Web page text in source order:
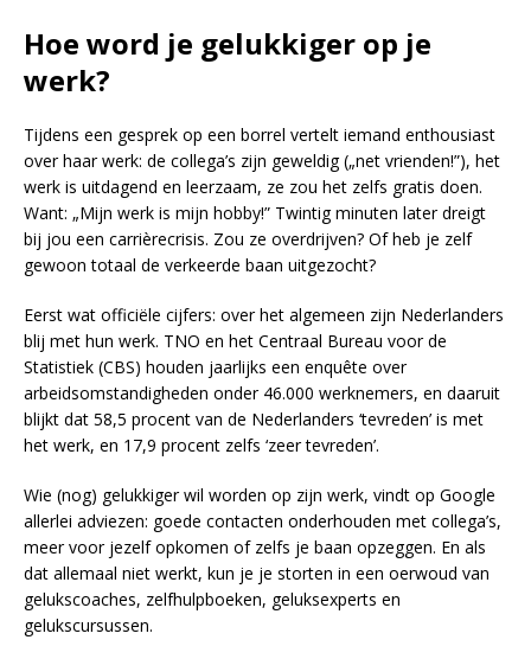
Hoe word je gelukkiger op je
werk?
Tijdens een gesprek op een borrel vertelt iemand enthousiast
over haar werk: de collega’s zijn geweldig („net vrienden!”), het
werk is uitdagend en leerzaam, ze zou het zelfs gratis doen.
Want: „Mijn werk is mijn hobby!” Twintig minuten later dreigt
bij jou een carrièrecrisis. Zou ze overdrijven? Of heb je zelf
gewoon totaal de verkeerde baan uitgezocht?
Eerst wat officiële cijfers: over het algemeen zijn Nederlanders
blij met hun werk. TNO en het Centraal Bureau voor de
Statistiek (CBS) houden jaarlijks een enquête over
arbeidsomstandigheden onder 46.000 werknemers, en daaruit
blijkt dat 58,5 procent van de Nederlanders ‘tevreden’ is met
het werk, en 17,9 procent zelfs ‘zeer tevreden’.
Wie (nog) gelukkiger wil worden op zijn werk, vindt op Google
allerlei adviezen: goede contacten onderhouden met collega’s,
meer voor jezelf opkomen of zelfs je baan opzeggen. En als
dat allemaal niet werkt, kun je je storten in een oerwoud van
gelukscoaches, zelfhulpboeken, geluksexperts en
gelukscursussen.